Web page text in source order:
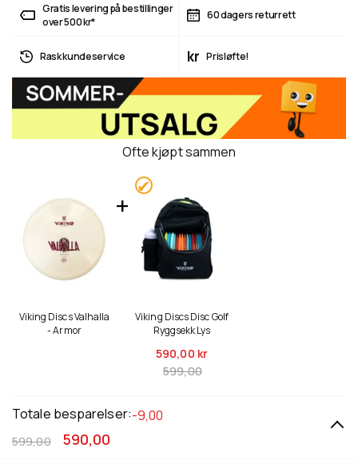
Gratis levering på bestillinger
over 500 kr*
60 dagers returrett
Rask kundeservice kr Prisløfte!
Ofte kjøpt sammen
Viking Discs Valhalla
- Armor
Viking Discs Disc Golf
Ryggsekk Lys
590,00 kr
599,00
Totale besparelser:-9,00
590,00
599,00